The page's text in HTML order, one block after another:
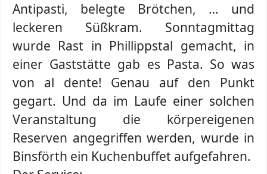
Antipasti, belegte Brötchen, … und
leckeren Süßkram. Sonntagmittag
wurde Rast in Phillippstal gemacht, in
einer Gaststätte gab es Pasta. So was
von al dente! Genau auf den Punkt
gegart. Und da im Laufe einer solchen
Veranstaltung die körpereigenen
Reserven angegriffen werden, wurde in
Binsförth ein Kuchenbuffet aufgefahren.